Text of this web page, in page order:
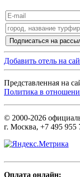
Добавить отель на
Представленная на
Политика в
© 2000-2026
г. Москва, +7 495 955
Оплата онлайн: